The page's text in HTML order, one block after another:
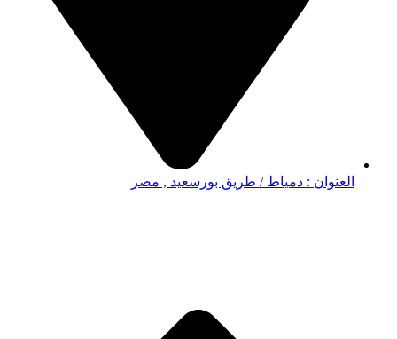
العنوان : دمياط / طريق بورسعيد , مصر